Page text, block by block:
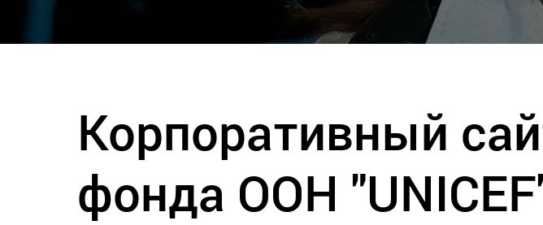
Корпоративный
фонда ООН